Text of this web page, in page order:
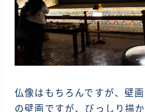
仏像はもちろんですが、壁
の壁画ですが、びっしり描か